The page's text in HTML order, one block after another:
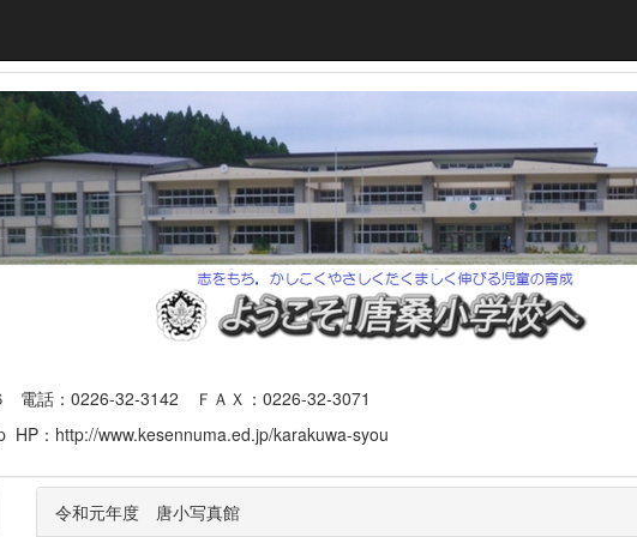
電話：0226-32-3142 ＦＡＸ：0226-32-3071
HP：http://www.kesennuma.ed.jp/karakuwa-syou
令和元年度 唐小写真館